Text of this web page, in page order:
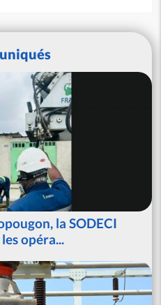
la SODECI
opéra...